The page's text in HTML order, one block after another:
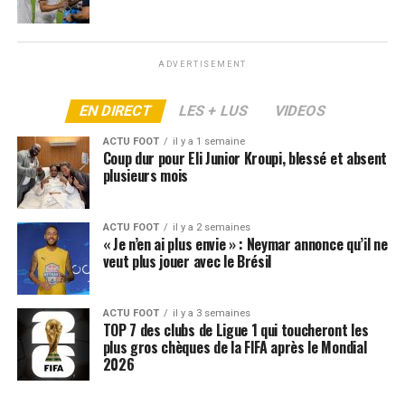
ARTICLES LIÉS: LIGUE 1 PSG
NE RATEZ PAS
Vers un gros clash au Barça ? Raphinha enrage contre
un coéquipier
ADVERTISEMENT
EN DIRECT LES + LUS VIDEOS
ACTU FOOT il y a 1 semaine
Coup dur pour Eli Junior Kroupi, blessé et absent
plusieurs mois
ACTU FOOT il y a 2 semaines
« Je n’en ai plus envie » : Neymar annonce qu’il ne
veut plus jouer avec le Brésil
ACTU FOOT il y a 3 semaines
TOP 7 des clubs de Ligue 1 qui toucheront les
plus gros chèques de la FIFA après le Mondial
2026